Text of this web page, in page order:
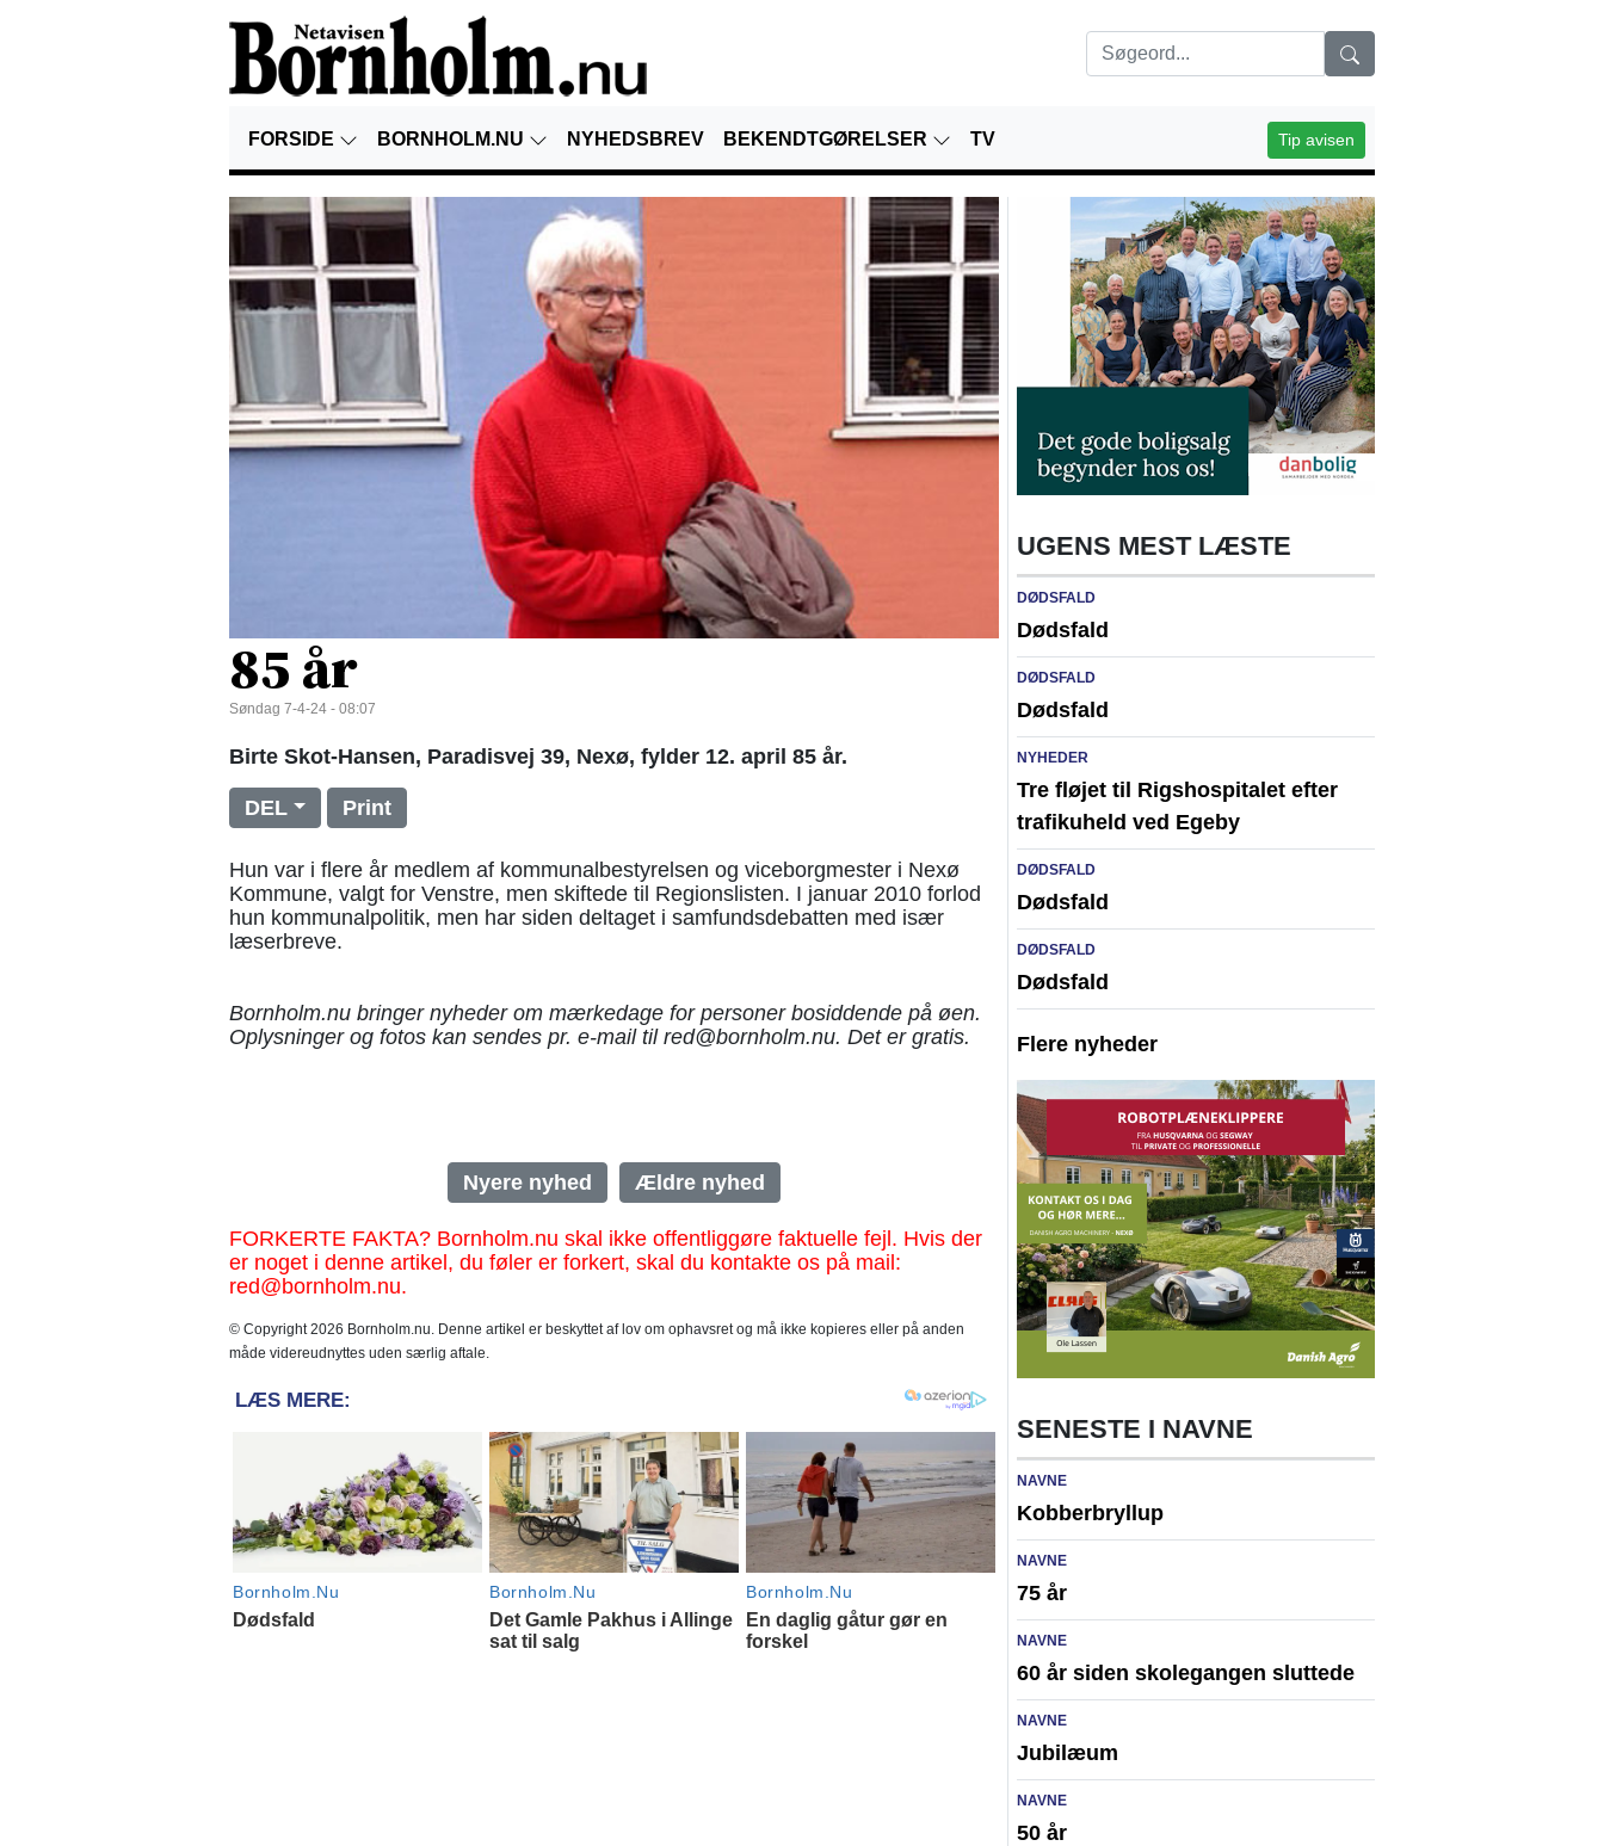
FORSIDE BORNHOLM.NU NYHEDSBREV BEKENDTGØRELSER TV Tip avisen
85 år
Søndag 7-4-24 - 08:07
Birte Skot-Hansen, Paradisvej 39, Nexø, fylder 12. april 85 år.
DEL Print
Hun var i flere år medlem af kommunalbestyrelsen og viceborgmester i Nexø
Kommune, valgt for Venstre, men skiftede til Regionslisten. I januar 2010 forlod
hun kommunalpolitik, men har siden deltaget i samfundsdebatten med især
læserbreve.
Bornholm.nu bringer nyheder om mærkedage for personer bosiddende på øen.
Oplysninger og fotos kan sendes pr. e-mail til red@bornholm.nu. Det er gratis.
Nyere nyhed Ældre nyhed
FORKERTE FAKTA? Bornholm.nu skal ikke offentliggøre faktuelle fejl. Hvis der
er noget i denne artikel, du føler er forkert, skal du kontakte os på mail:
red@bornholm.nu.
© Copyright 2026 Bornholm.nu. Denne artikel er beskyttet af lov om ophavsret og må ikke kopieres eller på anden
måde videreudnyttes uden særlig aftale.
UGENS MEST LÆSTE
DØDSFALD
Dødsfald
DØDSFALD
Dødsfald
NYHEDER
Tre fløjet til Rigshospitalet efter
trafikuheld ved Egeby
DØDSFALD
Dødsfald
DØDSFALD
Dødsfald
Flere nyheder
SENESTE I NAVNE
NAVNE
Kobberbryllup
NAVNE
75 år
NAVNE
60 år siden skolegangen sluttede
NAVNE
Jubilæum
NAVNE
50 år